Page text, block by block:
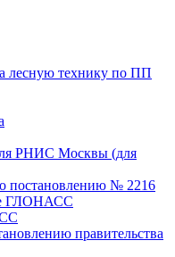
лесную технику по ПП
РНИС Москвы (для
постановлению № 2216
ГЛОНАСС
правительства